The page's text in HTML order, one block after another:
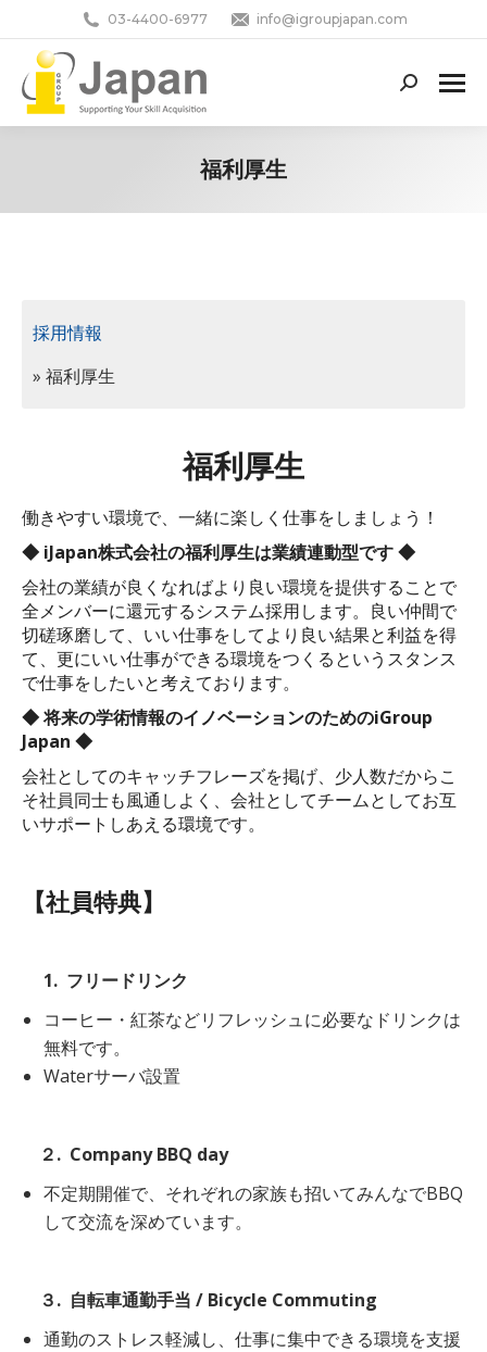
03-4400-6977 info@igroupjapan.com
Search:
福利厚生
採用情報
» 福利厚生
福利厚生
働きやすい環境で、一緒に楽しく仕事をしましょう！
◆ iJapan株式会社の福利厚生は業績連動型です ◆
会社の業績が良くなればより良い環境を提供することで
全メンバーに還元するシステム採用します。良い仲間で
切磋琢磨して、いい仕事をしてより良い結果と利益を得
て、更にいい仕事ができる環境をつくるというスタンス
で仕事をしたいと考えております。
◆ 将来の学術情報のイノベーションのためのiGroup
Japan ◆
会社としてのキャッチフレーズを掲げ、少人数だからこ
そ社員同士も風通しよく、会社としてチームとしてお互
いサポートしあえる環境です。
【社員特典】
1. フリードリンク
コーヒー・紅茶などリフレッシュに必要なドリンクは
無料です。
Waterサーバ設置
２. Company BBQ day
不定期開催で、それぞれの家族も招いてみんなでBBQ
して交流を深めています。
３. 自転車通勤手当 / Bicycle Commuting
通勤のストレス軽減し、仕事に集中できる環境を支援